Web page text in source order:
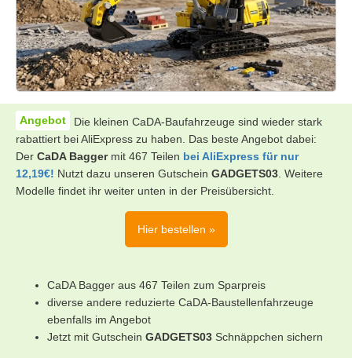
Die kleinen CaDA-Baufahrzeuge sind wieder stark
rabattiert bei AliExpress zu haben. Das beste Angebot dabei:
Der CaDA Baggermit 467 Teilen bei AliExpress für nur
12,19€! Nutzt dazu unseren Gutschein GADGETS03. Weitere
Modelle findet ihr weiter unten in der Preisübersicht.
Hier bestellen »
CaDA Bagger aus 467 Teilen zum Sparpreis
diverse andere reduzierte CaDA-Baustellenfahrzeuge
ebenfalls im Angebot
Jetzt mit Gutschein GADGETS03 Schnäppchen sichern